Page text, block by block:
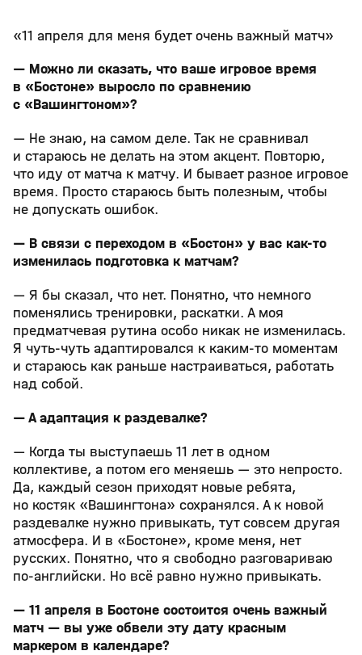
«11 апреля для меня будет очень важный матч»
— Можно ли сказать, что ваше игровое время
в «Бостоне» выросло по сравнению
с «Вашингтоном»?
— Не знаю, на самом деле. Так не сравнивал
и стараюсь не делать на этом акцент. Повторю,
что иду от матча к матчу. И бывает разное игровое
время. Просто стараюсь быть полезным, чтобы
не допускать ошибок.
— В связи с переходом в «Бостон» у вас как-то
изменилась подготовка к матчам?
— Я бы сказал, что нет. Понятно, что немного
поменялись тренировки, раскатки. А моя
предматчевая рутина особо никак не изменилась.
Я чуть-чуть адаптировался к каким-то моментам
и стараюсь как раньше настраиваться, работать
над собой.
— А адаптация к раздевалке?
— Когда ты выступаешь 11 лет в одном
коллективе, а потом его меняешь — это непросто.
Да, каждый сезон приходят новые ребята,
но костяк «Вашингтона» сохранялся. А к новой
раздевалке нужно привыкать, тут совсем другая
атмосфера. И в «Бостоне», кроме меня, нет
русских. Понятно, что я свободно разговариваю
по-английски. Но всё равно нужно привыкать.
— 11 апреля в Бостоне состоится очень важный
матч — вы уже обвели эту дату красным
маркером в календаре?